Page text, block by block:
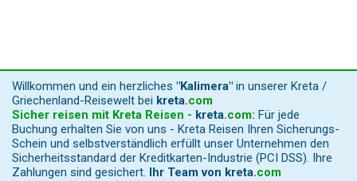
Willkommen und ein herzliches "Kalimera" in unserer Kreta /
Griechenland-Reisewelt bei kreta.com
Sicher reisen mit Kreta Reisen - kreta.com: Für jede
Buchung erhalten Sie von uns - Kreta Reisen Ihren Sicherungs-
Schein und selbstverständlich erfüllt unser Unternehmen den
Sicherheitsstandard der Kreditkarten-Industrie (PCI DSS). Ihre
Zahlungen sind gesichert.
Ihr Team von kreta.com